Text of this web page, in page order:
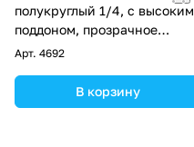
полукруглый 1/4, с высоким
поддоном, прозрачное
стекло, хром
Арт. 4692
В корзину